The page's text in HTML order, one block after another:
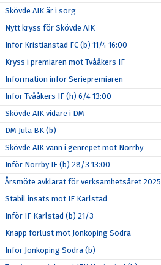
Skövde AIK är i sorg
Nytt kryss för Skövde AIK
Inför Kristianstad FC (b) 11/4 16:00
Kryss i premiären mot Tvååkers IF
Information inför Seriepremiären
Inför Tvååkers IF (h) 6/4 13:00
Skövde AIK vidare i DM
DM Jula BK (b)
Skövde AIK vann i genrepet mot Norrby
Inför Norrby IF (b) 28/3 13:00
Årsmöte avklarat för verksamhetsåret 2025
Stabil insats mot IF Karlstad
Inför IF Karlstad (b) 21/3
Knapp förlust mot Jönköping Södra
Inför Jönköping Södra (b)